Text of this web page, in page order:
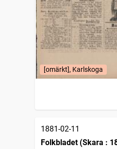
[omärkt], Karlskoga
1881-02-11
Folkbladet (Skara :